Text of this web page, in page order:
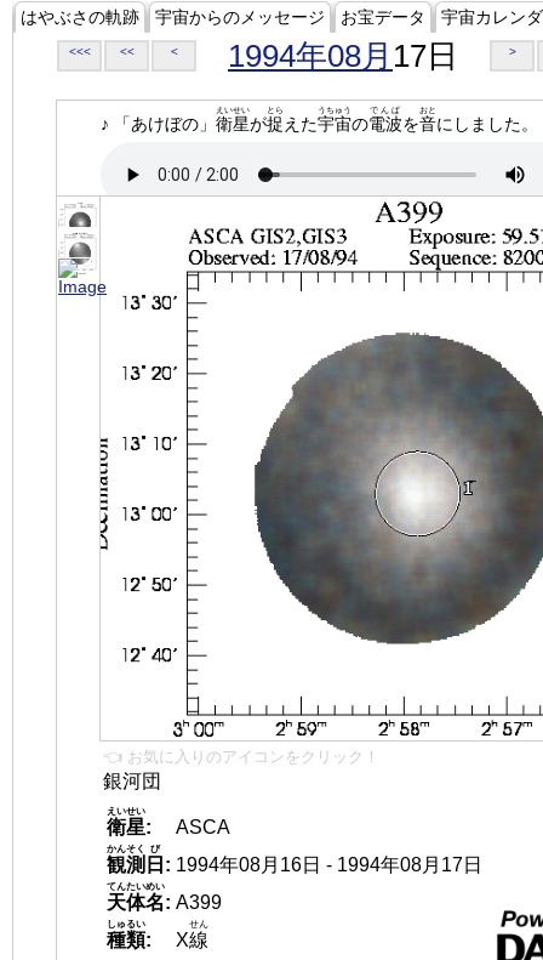
はやぶさの軌跡 宇宙からのメッセージ お宝データ 宇宙カレン
<<< << < 1994年08月 17日 >
♪ 「あけぼの」 衛星
えいせい
が捉
とら
えた宇宙
うちゅう
の電波
でんぱ
を音
おと
にしました。
👈 お気に入りのアイコンをクリック！
銀河団
衛星
えいせい
:
ASCA
観測
かんそく
日
び
: 1994年08月16日 - 1994年08月17日
天体名
てんたいめい
: A399
種類
しゅるい
: X線
せん